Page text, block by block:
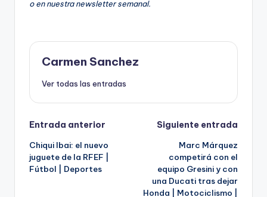
o ennuestra newsletter semanal.
Carmen Sanchez
Ver todas las entradas
Navegación
de
entradas
Entrada anterior
Chiqui Ibai: el nuevo
juguete de la RFEF |
Fútbol | Deportes
Siguiente entrada
Marc Márquez
competirá con el
equipo Gresini y con
una Ducati tras dejar
Honda | Motociclismo |